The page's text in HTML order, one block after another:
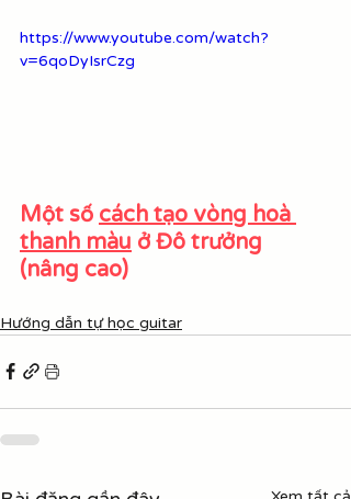
https://www.youtube.com/watch?
v=6qoDyIsrCzg
Một số cách tạo vòng hoà
thanh màu ở Đô trưởng
(nâng cao)
Hướng dẫn tự học guitar